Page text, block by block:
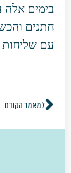
בימים אלה
חתנים
עם שליחות
למאמר הקודם